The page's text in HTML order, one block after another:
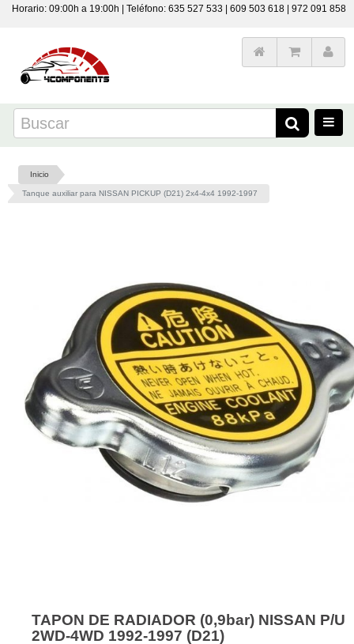
Horario: 09:00h a 19:00h | Teléfono: 635 527 533 | 609 503 618 | 972 091 858
Inicio
Tanque auxiliar para NISSAN PICKUP (D21) 2x4-4x4 1992-1997
TAPON DE RADIADOR (0,9bar) NISSAN P/U
2WD-4WD 1992-1997 (D21)